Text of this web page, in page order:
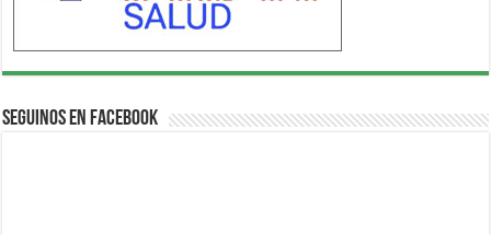
Seguinos en Facebook